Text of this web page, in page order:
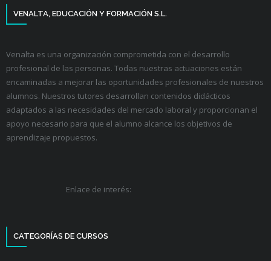
VENALTA, EDUCACIÓN Y FORMACIÓN S.L.
Venalta es una organización comprometida con el desarrollo
profesional de las personas. Todas nuestras actuaciones están
encaminadas a mejorar las oportunidades profesionales de nuestros
alumnos. Nuestros tutores desarrollan contenidos didácticos
adaptados a las necesidades del mercado laboral y proporcionan el
apoyo necesario para que el alumno alcance los objetivos de
aprendizaje propuestos.
Enlace de interés:
CATEGORÍAS DE CURSOS